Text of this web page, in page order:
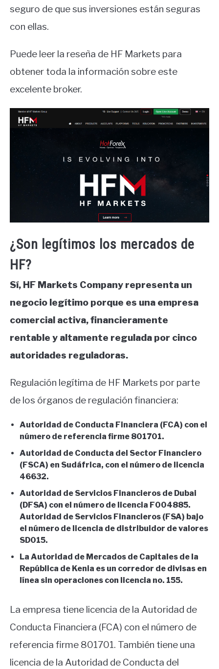
seguro de que sus inversiones están seguras
con ellas.
Puede leer la reseña de HF Markets para
obtener toda la información sobre este
excelente broker.
¿Son legítimos los mercados de
HF?
Sí, HF Markets Company representa un
negocio legítimo porque es una empresa
comercial activa, financieramente
rentable y altamente regulada por cinco
autoridades reguladoras.
Regulación legítima de HF Markets por parte
de los órganos de regulación financiera:
Autoridad de Conducta Financiera (FCA) con el
número de referencia firme 801701.
Autoridad de Conducta del Sector Financiero
(FSCA) en Sudáfrica, con el número de licencia
46632.
Autoridad de Servicios Financieros de Dubai
(DFSA) con el número de licencia F004885.
Autoridad de Servicios Financieros (FSA) bajo
el número de licencia de distribuidor de valores
SD015.
La Autoridad de Mercados de Capitales de la
República de Kenia es un corredor de divisas en
línea sin operaciones con licencia no. 155.
La empresa tiene licencia de la Autoridad de
Conducta Financiera (FCA) con el número de
referencia firme 801701. También tiene una
licencia de la Autoridad de Conducta del